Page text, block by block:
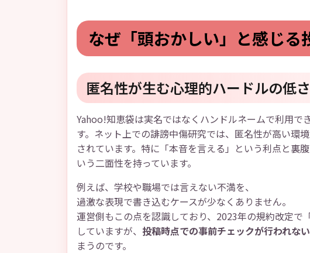
なぜ「頭おかしい」と感じる
匿名性が生む心理的ハードルの低さ
Yahoo!知恵袋は実名ではなくハンドルネームで利用でき
す。ネット上での誹謗中傷研究では、匿名性が高い環
されています。特に「本音を言える」という利点と裏腹
いう二面性を持っています。
例えば、学校や職場では言えない不満を、
過激な表現で書き込むケースが少なくありません。
運営側もこの点を認識しており、2023年の規約改定で
していますが、 投稿時点での事前チェックが行われない
まうのです。